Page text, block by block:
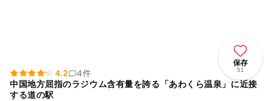
保存
51
4.2
4件
中国地方屈指のラジウム含有量を誇る「あわくら温泉」に近接
する道の駅